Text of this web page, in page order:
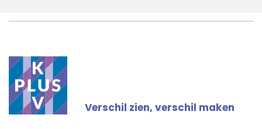
Verschil zien, verschil maken